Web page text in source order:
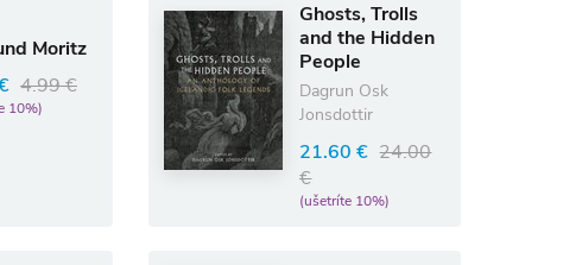
Moritz
4.99 €
10%)
Ghosts, Trolls
and the Hidden
People
Dagrun Osk
Jonsdottir
21.60 € 24.00
€
(ušetríte 10%)